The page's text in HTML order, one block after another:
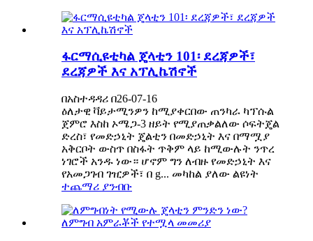
ፋርማሲዩቲካል ጄላቲን 101፡ ደረጃዎች፣
ደረጃዎች እና አፕሊኬሽኖች
በአስተዳዳሪ በ26-07-16
ዕለታዊ ቫይታሚንዎን ከሚያቀርበው ጠንካራ ካፕሱል
ጀምሮ እስከ ኦሜጋ-3 ዘይት የሚያጠቃልለው ሶፍትጄል
ድረስ፣ የመድኃኒት ጄልቲን በመድኃኒት እና በማሟያ
አቅርቦት ውስጥ በስፋት ጥቅም ላይ ከሚውሉት ንጥረ
ነገሮች አንዱ ነው። ሆኖም ግን ለብዙ የመድኃኒት እና
የአመጋገብ ገዢዎች፣ በ g... መካከል ያለው ልዩነት
ተጨማሪ ያንብቡ